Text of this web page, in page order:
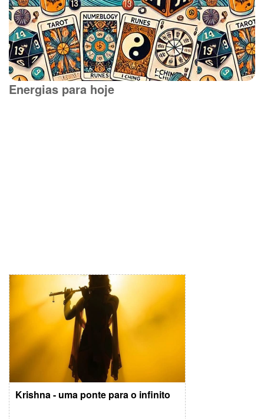
Energias para hoje
Krishna - uma ponte para o infinito